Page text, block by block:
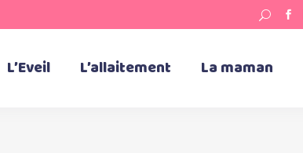
L’Eveil L’allaitement La maman